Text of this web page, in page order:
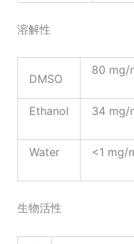
溶解性
DMSO
80 mg/
Ethanol 34 mg/
Water <1 mg/
生物活性